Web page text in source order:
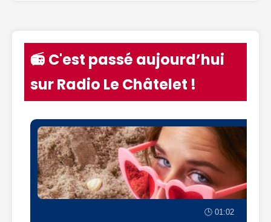
📻 C'est passé aujourd’hui
sur Radio Le Châtelet !
🕒 01:02